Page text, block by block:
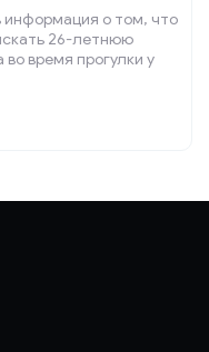
информация о том, что
26-летнюю
во время прогулки у